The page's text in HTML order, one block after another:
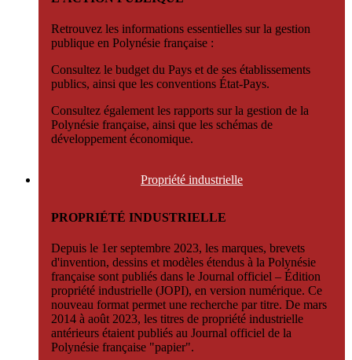
Retrouvez les informations essentielles sur la gestion
publique en Polynésie française :
Consultez le budget du Pays et de ses établissements
publics, ainsi que les conventions État-Pays.
Consultez également les rapports sur la gestion de la
Polynésie française, ainsi que les schémas de
développement économique.
Propriété industrielle
PROPRIÉTÉ INDUSTRIELLE
Depuis le 1er septembre 2023, les marques, brevets
d'invention, dessins et modèles étendus à la Polynésie
française sont publiés dans le Journal officiel – Édition
propriété industrielle (JOPI), en version numérique. Ce
nouveau format permet une recherche par titre. De mars
2014 à août 2023, les titres de propriété industrielle
antérieurs étaient publiés au Journal officiel de la
Polynésie française "papier".